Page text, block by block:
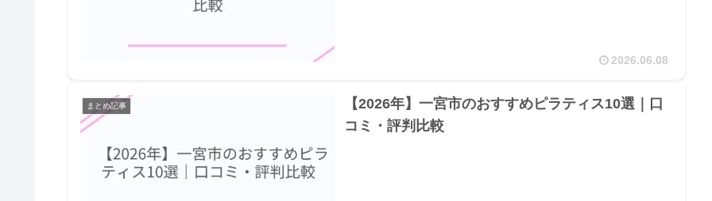
2026.06.08
まとめ記事
【2026年】一宮市のおすすめピラティス10選｜口
コミ・評判比較